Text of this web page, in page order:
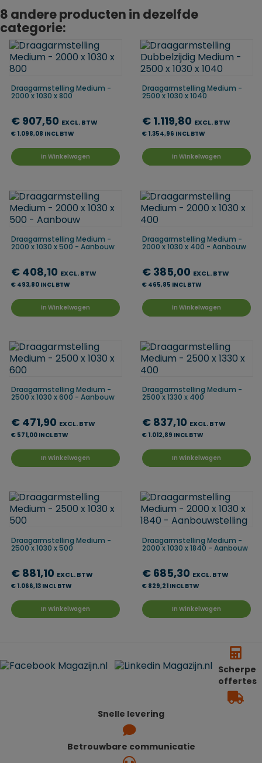
8 andere producten in dezelfde
categorie:
Draagarmstelling Medium -
2000 x 1030 x 800
€ 907,50 EXCL. BTW
€ 1.098,08 INCL BTW
In Winkelwagen
Draagarmstelling Medium -
2500 x 1030 x 1040
€ 1.119,80 EXCL. BTW
€ 1.354,96 INCL BTW
In Winkelwagen
Draagarmstelling Medium -
2000 x 1030 x 500 - Aanbouw
€ 408,10 EXCL. BTW
€ 493,80 INCL BTW
In Winkelwagen
Draagarmstelling Medium -
2000 x 1030 x 400 - Aanbouw
€ 385,00 EXCL. BTW
€ 465,85 INCL BTW
In Winkelwagen
Draagarmstelling Medium -
2500 x 1030 x 600 - Aanbouw
€ 471,90 EXCL. BTW
€ 571,00 INCL BTW
In Winkelwagen
Draagarmstelling Medium -
2500 x 1330 x 400
€ 837,10 EXCL. BTW
€ 1.012,89 INCL BTW
In Winkelwagen
Draagarmstelling Medium -
2500 x 1030 x 500
€ 881,10 EXCL. BTW
€ 1.066,13 INCL BTW
In Winkelwagen
Draagarmstelling Medium -
2000 x 1030 x 1840 - Aanbouw
€ 685,30 EXCL. BTW
€ 829,21 INCL BTW
In Winkelwagen
Scherpe
offertes
Snelle levering
Betrouwbare communicatie